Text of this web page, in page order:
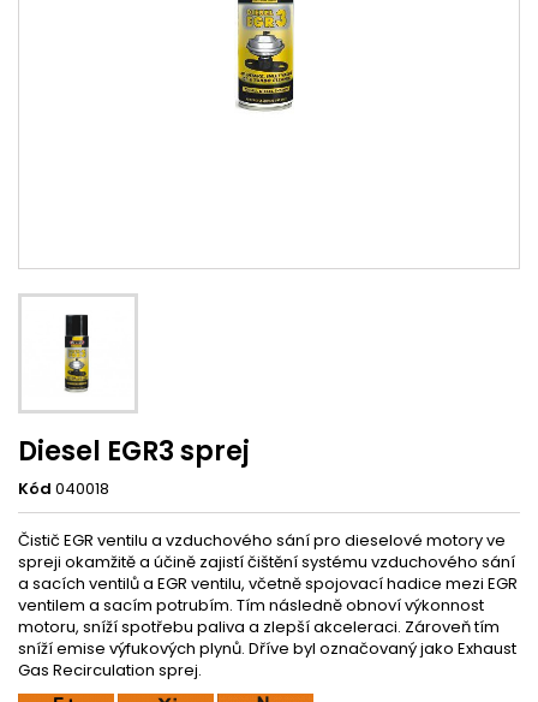
Diesel EGR3 sprej
Kód 040018
Čistič EGR ventilu a vzduchového sání pro dieselové motory ve
spreji okamžitě a účině zajistí čištění systému vzduchového sání
a sacích ventilů a EGR ventilu, včetně spojovací hadice mezi EGR
ventilem a sacím potrubím. Tím následně obnoví výkonnost
motoru, sníží spotřebu paliva a zlepší akceleraci. Zároveň tím
sníží emise výfukových plynů. Dříve byl označovaný jako Exhaust
Gas Recirculation sprej.